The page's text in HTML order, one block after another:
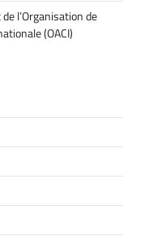
l’Organisation de
(OACI)